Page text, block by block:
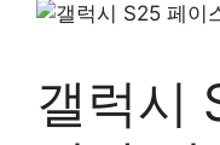
갤럭시